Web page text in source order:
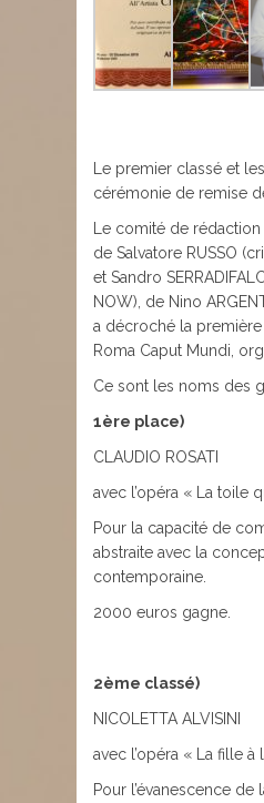
Le premier classé et
cérémonie de remise
Le comité de
de Salvatore RUSSO
et Sandro
NOW), de Nino
a décroché la
Roma Caput Mundi,
Ce sont les noms des
1ère place)
CLAUDIO ROSATI
avec l’opéra « La toile
Pour la capacité de
abstraite avec la
contemporaine.
2000 euros gagne.
2ème classé)
NICOLETTA ALVISINI
avec l’opéra « La fille à
Pour l’évanescence de